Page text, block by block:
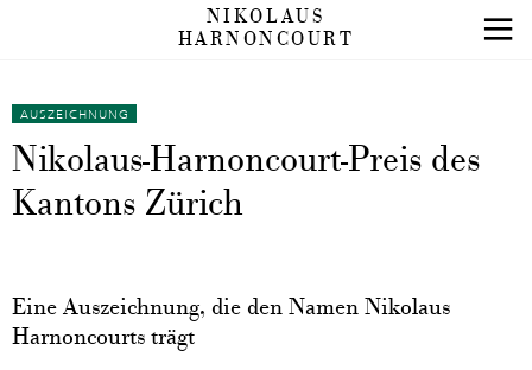
NIKOLAUS
HARNONCOURT
AUSZEICHNUNG
Nikolaus-Harnoncourt-Preis des
Kantons Zürich
Eine Auszeichnung, die den Namen Nikolaus
Harnoncourts trägt